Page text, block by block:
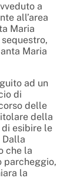
a
all’area
Maria
Maria
ad un
di
delle
della
esibire le
Dalla
che la
parcheggio,
la